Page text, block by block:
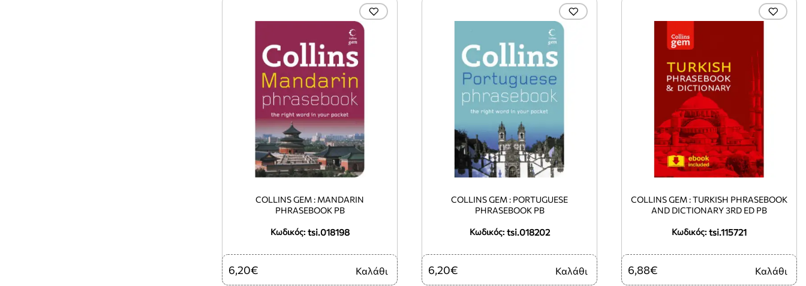
Κωδικός: tsi.018198
COLLINS GEM : MANDARIN
PHRASEBOOK PB
6,20€ Καλάθι
Κωδικός: tsi.018202
COLLINS GEM : PORTUGUESE
PHRASEBOOK PB
6,20€ Καλάθι
Κωδικός: tsi.115721
COLLINS GEM : TURKISH PHRASEBOOK
AND DICTIONARY 3RD ED PB
6,88€ Καλάθι